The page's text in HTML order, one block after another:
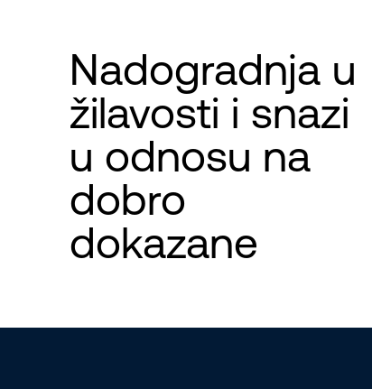
Nadogradnja u
žilavosti i snazi ​​
u odnosu na
dobro
dokazane